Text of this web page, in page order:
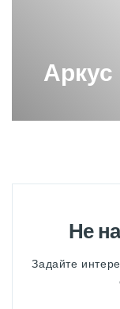
Аркус
Не
Задайте